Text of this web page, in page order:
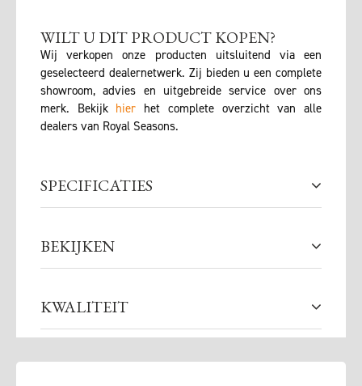
WILT U DIT PRODUCT KOPEN?
Wij verkopen onze producten uitsluitend via een
geselecteerd dealernetwerk. Zij bieden u een complete
showroom, advies en uitgebreide service over ons
merk. Bekijk hier het complete overzicht van alle
dealers van Royal Seasons.
SPECIFICATIES
BEKIJKEN
KWALITEIT